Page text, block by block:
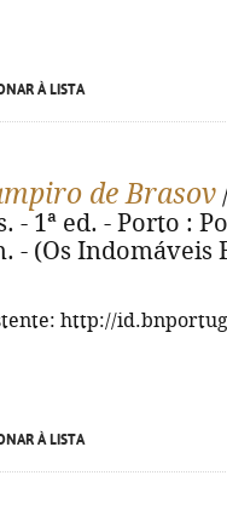
À LISTA
de Brasov
- 1ª ed. - Porto :
- (Os Indomáveis
http://
À LISTA